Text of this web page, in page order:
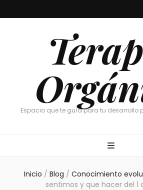
Espacio que te guía para tu desarrollo
Inicio / Blog / Conocimiento
sentimos y que hacer del 1